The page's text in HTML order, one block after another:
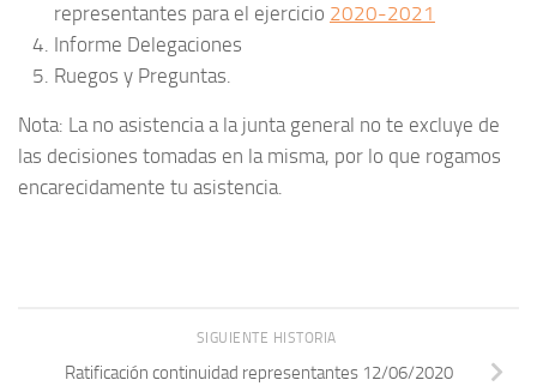
representantes para el ejercicio ‪2020-2021‬
Informe Delegaciones
Ruegos y Preguntas.
Nota: La no asistencia a la junta general no te excluye de
las decisiones tomadas en la misma, por lo que rogamos
encarecidamente tu asistencia.
SIGUIENTE HISTORIA
Ratificación continuidad representantes 12/06/2020